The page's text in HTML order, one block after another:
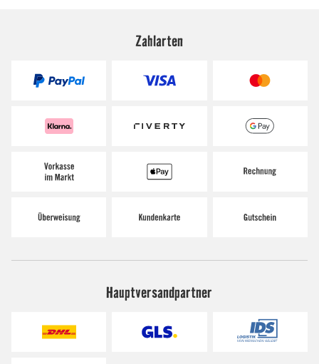
Zahlarten
Hauptversandpartner